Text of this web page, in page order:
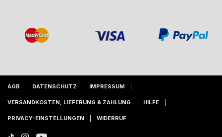
AGB DATENSCHUTZ IMPRESSUM
VERSANDKOSTEN, LIEFERUNG & ZAHLUNG HILFE
PRIVACY-EINSTELLUNGEN WIDERRUF